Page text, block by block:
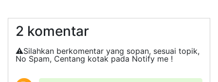
2 komentar
⚠️Silahkan berkomentar yang sopan, sesuai topik,
No Spam, Centang kotak pada Notify me !